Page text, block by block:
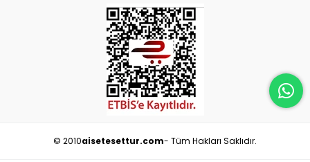
© 2010aisetesettur.com- Tüm Hakları Saklıdır.